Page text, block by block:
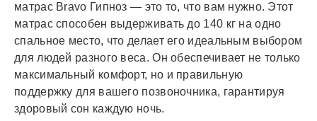
матрас Bravo Гипноз — это то, что вам нужно. Этот
матрас способен выдерживать до 140 кг на одно
спальное место, что делает его идеальным выбором
для людей разного веса. Он обеспечивает не только
максимальный комфорт, но и правильную
поддержку для вашего позвоночника, гарантируя
здоровый сон каждую ночь.